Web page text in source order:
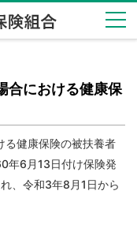
合における健康保
る健康保険の被扶養者
年6月13日付け保険発
、令和3年8月1日から